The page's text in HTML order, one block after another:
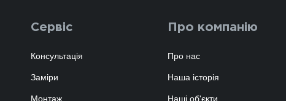
Сервіс
Консультація
Заміри
Монтаж
Про компанію
Про нас
Наша історія
Наші об'єкти